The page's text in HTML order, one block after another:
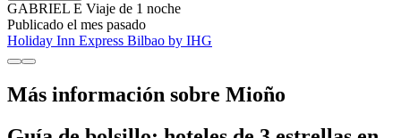
GABRIEL E Viaje de 1 noche
Publicado el mes pasado
Holiday Inn Express Bilbao by IHG
Más información sobre Mioño